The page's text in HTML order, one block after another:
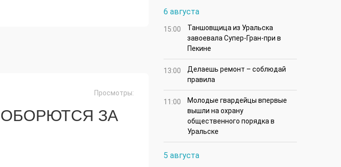
Просмотры:
ЗА
6 августа
15:00
Таншовщица из Уральска
завоевала Супер-Гран-при в
Пекине
13:00
Делаешь ремонт – соблюдай
правила
11:00
Молодые гвардейцы впервые
вышли на охрану
общественного порядка в
Уральске
5 августа